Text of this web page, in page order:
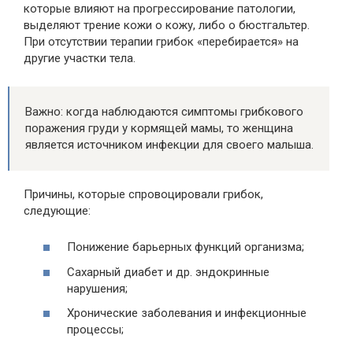
которые влияют на прогрессирование патологии,
выделяют трение кожи о кожу, либо о бюстгальтер.
При отсутствии терапии грибок «перебирается» на
другие участки тела.
Важно: когда наблюдаются симптомы грибкового
поражения груди у кормящей мамы, то женщина
является источником инфекции для своего малыша.
Причины, которые спровоцировали грибок,
следующие:
Понижение барьерных функций организма;
Сахарный диабет и др. эндокринные
нарушения;
Хронические заболевания и инфекционные
процессы;